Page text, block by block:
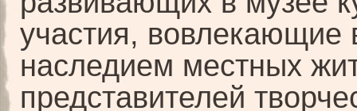
участия, вовлекающие
наследием местных
представителей